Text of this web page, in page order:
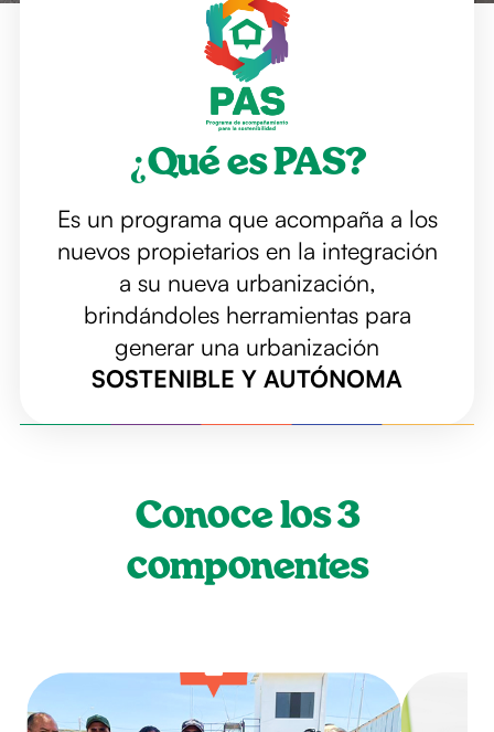
urbanización, por ello, hemos creado
¿Qué es PAS?
Es un programa que acompaña a los
nuevos propietarios en la integración
a su nueva urbanización,
brindándoles herramientas para
generar una urbanización
SOSTENIBLE Y AUTÓNOMA
Conoce los 3
componentes